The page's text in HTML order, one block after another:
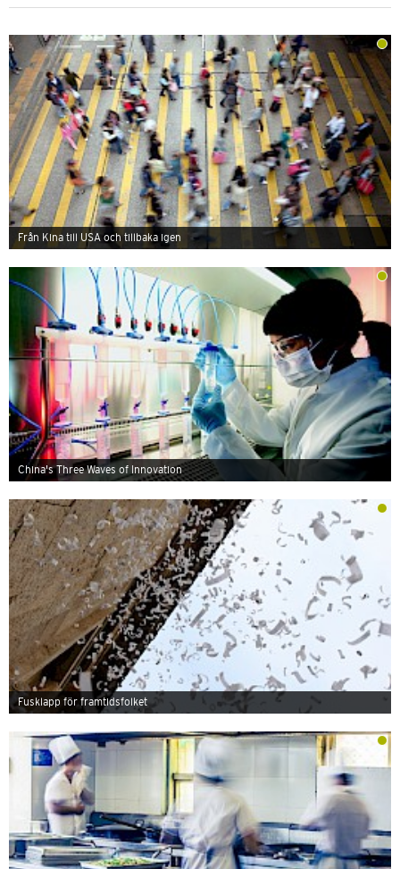
Från Kina till USA och tillbaka igen
China's Three Waves of Innovation
Fusklapp för framtidsfolket